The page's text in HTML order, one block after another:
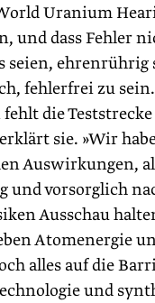
Uranium
und dass Fehler
seien, ehrenrührig
fehlerfrei zu
die
sie. »Wir
Auswirkungen,
und vorsorglich
Ausschau
Atomenergie
alles auf die
und